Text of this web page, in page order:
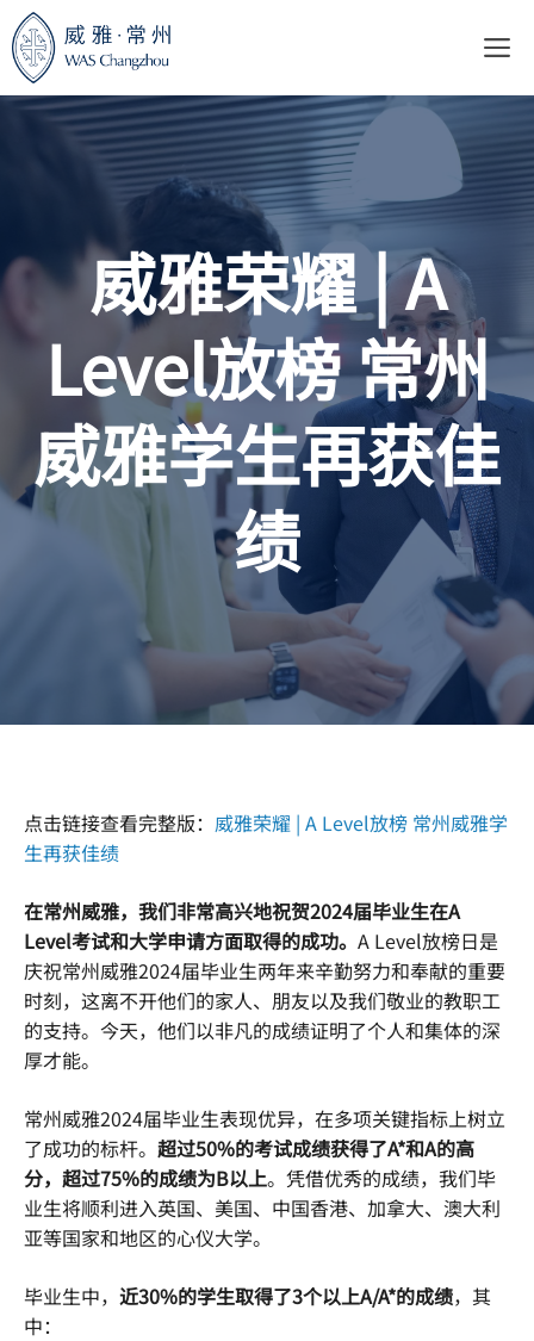
至
内
容
菜
单
威雅荣耀 | A
Level放榜 常州
威雅学生再获佳
绩
点击链接查看完整版： 威雅荣耀 | A Level放榜 常州威雅学
生再获佳绩
在常州威雅，我们非常高兴地祝贺2024届毕业生在A
Level考试和大学申请方面取得的成功。 A Level放榜日是
庆祝常州威雅2024届毕业生两年来辛勤努力和奉献的重要
时刻，这离不开他们的家人、朋友以及我们敬业的教职工
的支持。今天，他们以非凡的成绩证明了个人和集体的深
厚才能。
常州威雅2024届毕业生表现优异，在多项关键指标上树立
了成功的标杆。 超过50%的考试成绩获得了A*和A的高
分，超过75%的成绩为B以上。凭借优秀的成绩，我们毕
业生将顺利进入英国、美国、中国香港、加拿大、澳大利
亚等国家和地区的心仪大学。
毕业生中， 近30%的学生取得了3个以上A/A*的成绩，其
中：